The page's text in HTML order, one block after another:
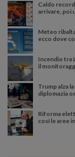
Caldo
arrivare, poi
Meteo
ecco dove
Incendio tra
il
Trump alza
diplomazia
Riforma
così le aree